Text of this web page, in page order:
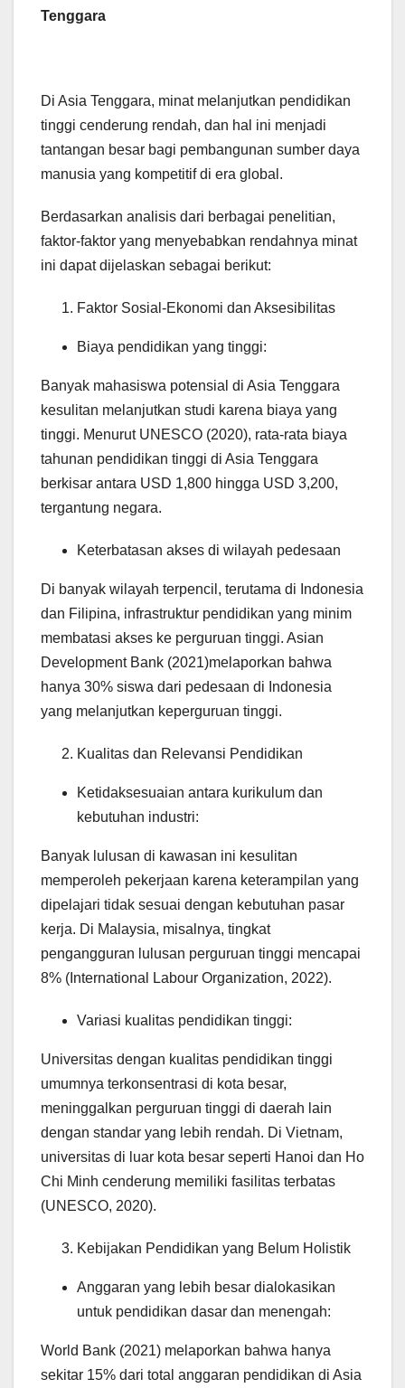
Tenggara
Di Asia Tenggara, minat melanjutkan pendidikan
tinggi cenderung rendah, dan hal ini menjadi
tantangan besar bagi pembangunan sumber daya
manusia yang kompetitif di era global.
Berdasarkan analisis dari berbagai penelitian,
faktor-faktor yang menyebabkan rendahnya minat
ini dapat dijelaskan sebagai berikut:
Faktor Sosial-Ekonomi dan Aksesibilitas
Biaya pendidikan yang tinggi:
Banyak mahasiswa potensial di Asia Tenggara
kesulitan melanjutkan studi karena biaya yang
tinggi. Menurut UNESCO (2020), rata-rata biaya
tahunan pendidikan tinggi di Asia Tenggara
berkisar antara USD 1,800 hingga USD 3,200,
tergantung negara.
Keterbatasan akses di wilayah pedesaan
Di banyak wilayah terpencil, terutama di Indonesia
dan Filipina, infrastruktur pendidikan yang minim
membatasi akses ke perguruan tinggi. Asian
Development Bank (2021)melaporkan bahwa
hanya 30% siswa dari pedesaan di Indonesia
yang melanjutkan keperguruan tinggi.
Kualitas dan Relevansi Pendidikan
Ketidaksesuaian antara kurikulum dan
kebutuhan industri:
Banyak lulusan di kawasan ini kesulitan
memperoleh pekerjaan karena keterampilan yang
dipelajari tidak sesuai dengan kebutuhan pasar
kerja. Di Malaysia, misalnya, tingkat
pengangguran lulusan perguruan tinggi mencapai
8% (International Labour Organization, 2022).
Variasi kualitas pendidikan tinggi:
Universitas dengan kualitas pendidikan tinggi
umumnya terkonsentrasi di kota besar,
meninggalkan perguruan tinggi di daerah lain
dengan standar yang lebih rendah. Di Vietnam,
universitas di luar kota besar seperti Hanoi dan Ho
Chi Minh cenderung memiliki fasilitas terbatas
(UNESCO, 2020).
Kebijakan Pendidikan yang Belum Holistik
Anggaran yang lebih besar dialokasikan
untuk pendidikan dasar dan menengah:
World Bank (2021) melaporkan bahwa hanya
sekitar 15% dari total anggaran pendidikan di Asia